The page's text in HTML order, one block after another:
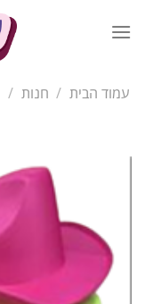
עמוד הבית / חנות /